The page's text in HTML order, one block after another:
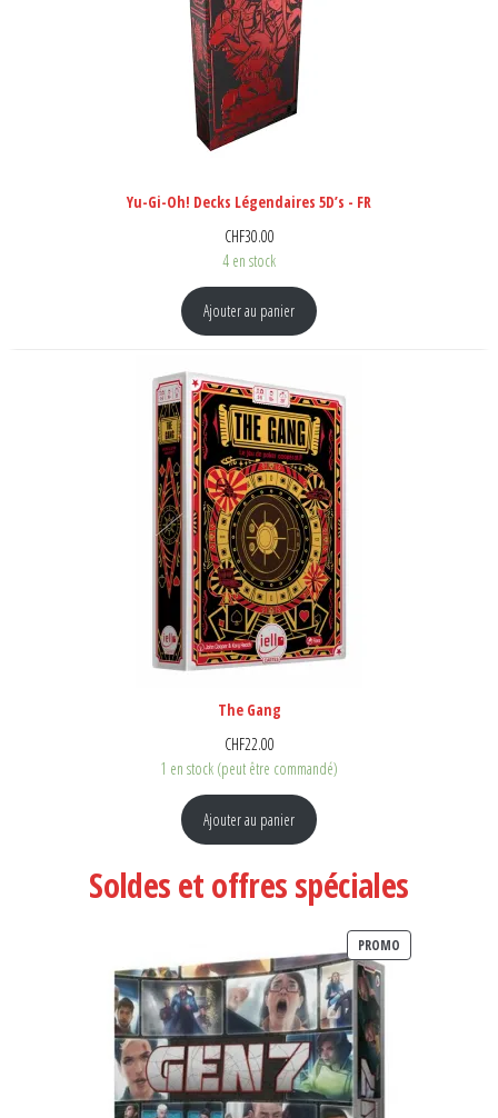
Yu-Gi-Oh! Decks Légendaires 5D’s - FR
CHF30.00
4 en stock
Ajouter au panier
The Gang
CHF22.00
1 en stock (peut être commandé)
Ajouter au panier
Soldes et offres spéciales
PROMOPRODUIT EN